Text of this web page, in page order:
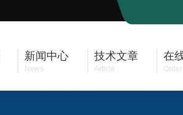
新闻中心
News
技术文章
Article
在
Order